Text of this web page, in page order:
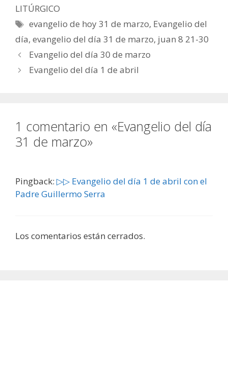
LITÚRGICO
Etiquetas
evangelio de hoy 31 de marzo, Evangelio del
día, evangelio del día 31 de marzo, juan 8 21-30
Evangelio del día 30 de marzo
Evangelio del día 1 de abril
1 comentario en «Evangelio del día
31 de marzo»
Pingback: ▷▷ Evangelio del día 1 de abril con el
Padre Guillermo Serra
Los comentarios están cerrados.